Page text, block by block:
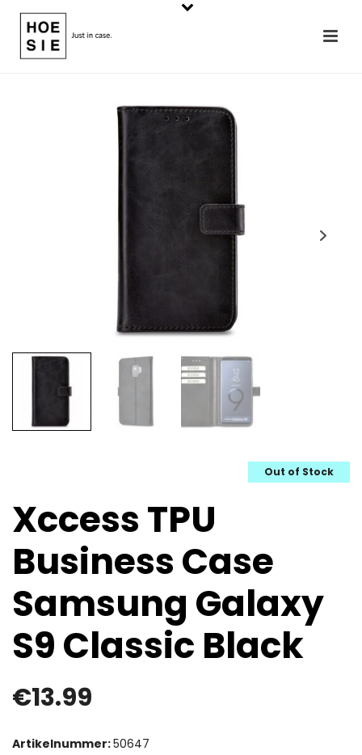
Out of Stock
Xccess TPU
Business Case
Samsung Galaxy
S9 Classic Black
€13.99
Artikelnummer:50647